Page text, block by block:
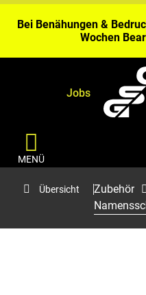
Bei Benähungen &
Wochen
Jobs
MENÜ
Übersicht Zubehör